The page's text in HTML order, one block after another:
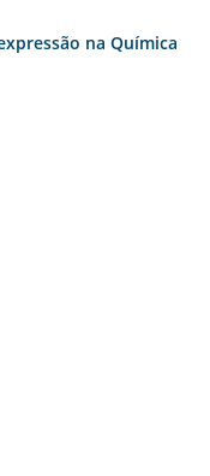
na Química